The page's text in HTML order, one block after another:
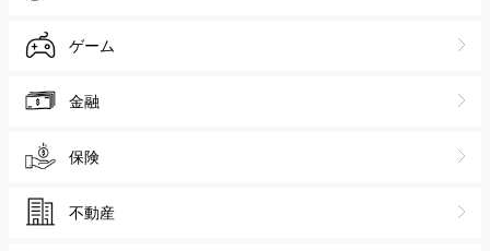
ゲーム
金融
保険
不動産